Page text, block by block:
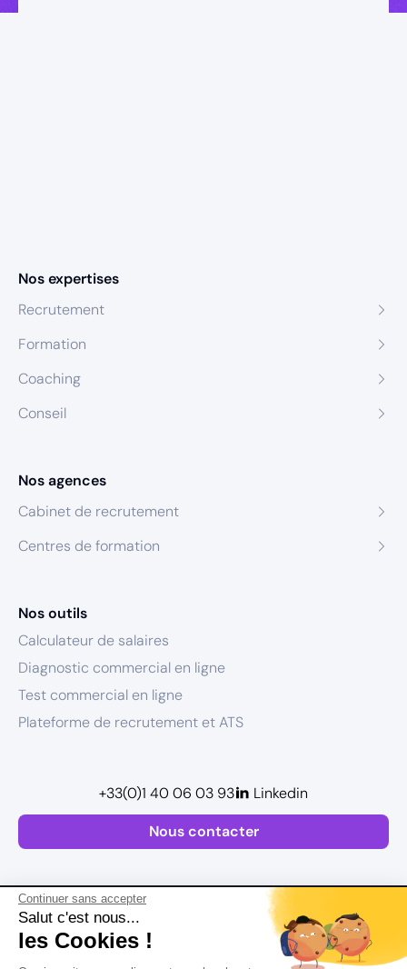
Continuer sans accepter
Salut c'est nous...
les Cookies !
Nos expertises
Recrutement
Formation
Coaching
Conseil
Nos agences
Cabinet de recrutement
Centres de formation
Nos outils
Calculateur de salaires
Diagnostic commercial en ligne
Test commercial en ligne
Plateforme de recrutement et ATS
Nous contacter
+33(0)1 40 06 03 93 Linkedin